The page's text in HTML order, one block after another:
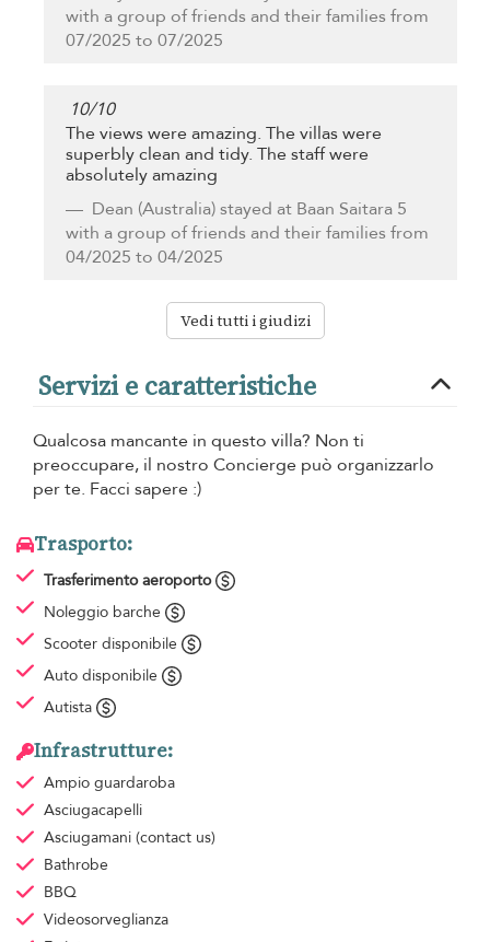
with a group of friends and their families from
07/2025 to 07/2025
10/10
The views were amazing. The villas were
superbly clean and tidy. The staff were
absolutely amazing
Dean (Australia) stayed at Baan Saitara 5
with a group of friends and their families from
04/2025 to 04/2025
Vedi tutti i giudizi
Servizi e caratteristiche
Qualcosa mancante in questo villa? Non ti
preoccupare, il nostro Concierge può organizzarlo
per te. Facci sapere :)
Trasporto:
Trasferimento aeroporto
Noleggio barche
Scooter disponibile
Auto disponibile
Autista
Infrastrutture:
Ampio guardaroba
Asciugacapelli
Asciugamani (contact us)
Bathrobe
BBQ
Videosorveglianza